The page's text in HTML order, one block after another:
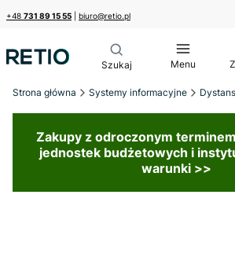
+48 731 89 15 55 biuro@retio.pl
Menu
Strona główna Systemy informacyjne
Zakupy z odroczonym
jednostek budżetowych i
warunki >>